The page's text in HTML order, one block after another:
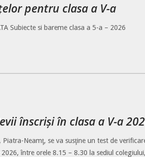
pentru clasa a V-a
Subiecte si bareme clasa a 5-a – 2026
înscriși în clasa a V-a
Neamţ, se va susţine un test de
între orele 8.15 – 8.30 la sediul